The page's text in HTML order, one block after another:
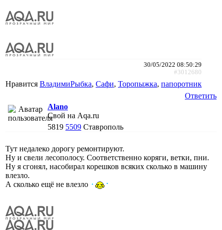
30/05/2022 08:50:29
#3012680
Нравится ВладимиРыбка, Сафи, Торопыжка, папоротник
Ответить
Alano
Свой на Aqa.ru
5819 5509 Ставрополь
Тут недалеко дорогу ремонтируют.
Ну и свели лесополосу. Соответственно коряги, ветки, пни.
Ну я сгонял, насобирал корешков всяких сколько в машину
влезло.
А сколько ещё не влезло